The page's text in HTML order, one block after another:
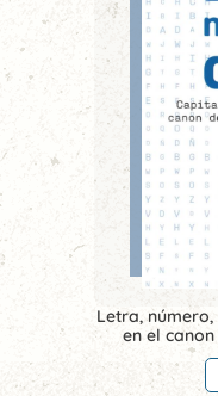
Letra,
en el